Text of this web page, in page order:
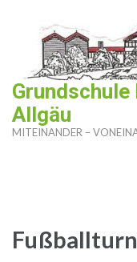
springen
(Enter
drücken)
Grundschule
Allgäu
MITEINANDER –